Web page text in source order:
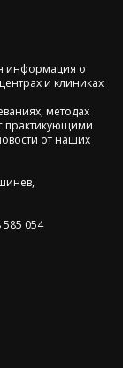
информация о
и клиниках
методах
практикующими
от наших
585 054